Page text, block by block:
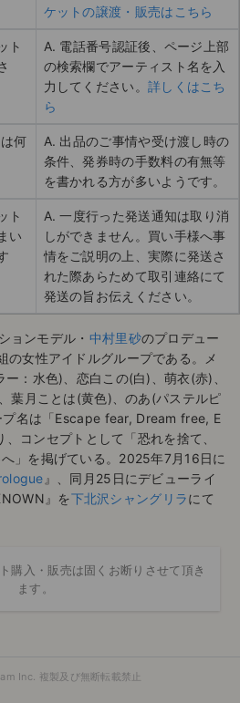
ケットの譲渡・販売はこちら
ト
A. 電話番号認証後、ページ上部
の検索欄でアーティスト名を入
力してください。 詳しくはこち
ら
何
A. 出品のご事情や受け渡し時の
条件、発券時の手数料の有無等
を書かれる方が多いようです。
ト
い
A. 一度行った発送通知は取り消
しができません。買い手様へ事
情をご説明の上、実際に発送さ
れた際あらためて取引連絡にて
発送の旨お伝えください。
ョンモデル・ 中村里砂のプロデュー
の女性アイドルグループである。メ
：水色)、恋白この(白)、萌衣(赤)、
葉月ことは(黄色)、のあ(パステルピ
プ名は「Escape fear, Dream free, E
コンセプトとして「恐れを捨て、
」を掲げている。2025年7月16日に
』、同月25日にデビューライ
』を下北沢シャングリラにて
購入・販売は固くお断りさせて頂き
ます。
Inc. 複製及び無断転載禁止